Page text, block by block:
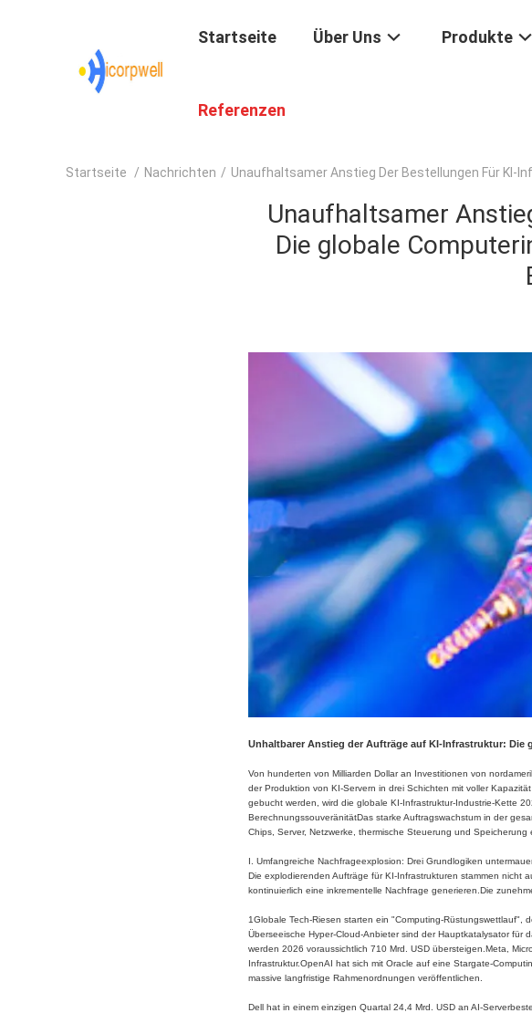
Startseite Über Uns Produkte
Referenzen
Startseite / Nachrichten / Unaufhaltsamer Anstieg Der Bestellungen Für KI-
Unaufhaltsamer
Die globale
Unhaltbarer Anstieg der Aufträge auf KI-Infrastruktur:
Von hunderten von Milliarden Dollar an Investitionen von
der Produktion von KI-Servern in drei Schichten mit voller
gebucht werden, wird die globale KI-Infrastruktur-Industrie-Kette
BerechnungssouveränitätDas starke Auftragswachstum in der
Chips, Server, Netzwerke, thermische Steuerung und Speicherung
I. Umfangreiche Nachfrageexplosion: Drei Grundlogiken
Die explodierenden Aufträge für KI-Infrastrukturen stammen nicht
kontinuierlich eine inkrementelle Nachfrage generieren.Die
1Globale Tech-Riesen starten ein "Computing-Rüstungswettlauf",
Überseeische Hyper-Cloud-Anbieter sind der Hauptkatalysator für
werden 2026 voraussichtlich 710 Mrd. USD übersteigen.Meta,
Infrastruktur.OpenAI hat sich mit Oracle auf eine Stargate-
massive langfristige Rahmenordnungen veröffentlichen.
Dell hat in einem einzigen Quartal 24,4 Mrd. USD an AI-